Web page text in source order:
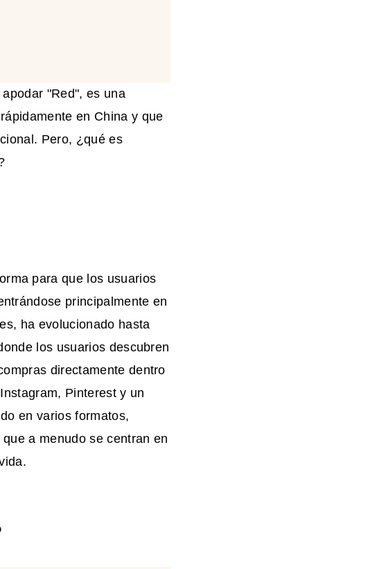
"Red", es una
en China y que
Pero, ¿qué es
para que los usuarios
principalmente en
ha evolucionado hasta
los usuarios descubren
directamente dentro
Pinterest y un
en varios formatos,
a menudo se centran en